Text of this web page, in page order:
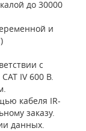
до 30000
и
с
IV 600 В.
кабеля IR-
заказу.
данных.